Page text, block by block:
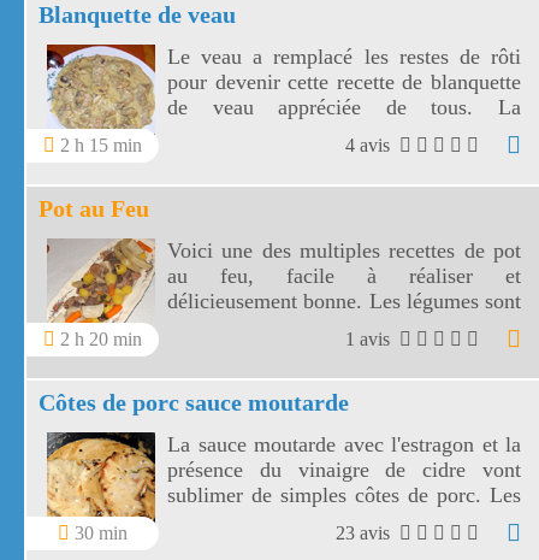
Blanquette de veau
2 h 15 min
Le veau a remplacé les restes de rôti
pour devenir cette recette de blanquette
de veau appréciée de tous. La
blanquette de veau, qui tire son nom de
sa couleur, est la sauce qui nappera le
veau.
4 avis
Pot au Feu
2 h 20 min
Voici une des multiples recettes de pot
au feu, facile à réaliser et
délicieusement bonne. Les légumes sont
fondants et même les enfants vont
apprécier. N'oubliez pas de tartiner les
tranches de pain avec la moelle.
1 avis
Côtes de porc sauce moutarde
30 min
La sauce moutarde avec l'estragon et la
présence du vinaigre de cidre vont
sublimer de simples côtes de porc. Les
côtes de porc à la moutarde
s'accompagnent aussi bien de riz, de
23 avis